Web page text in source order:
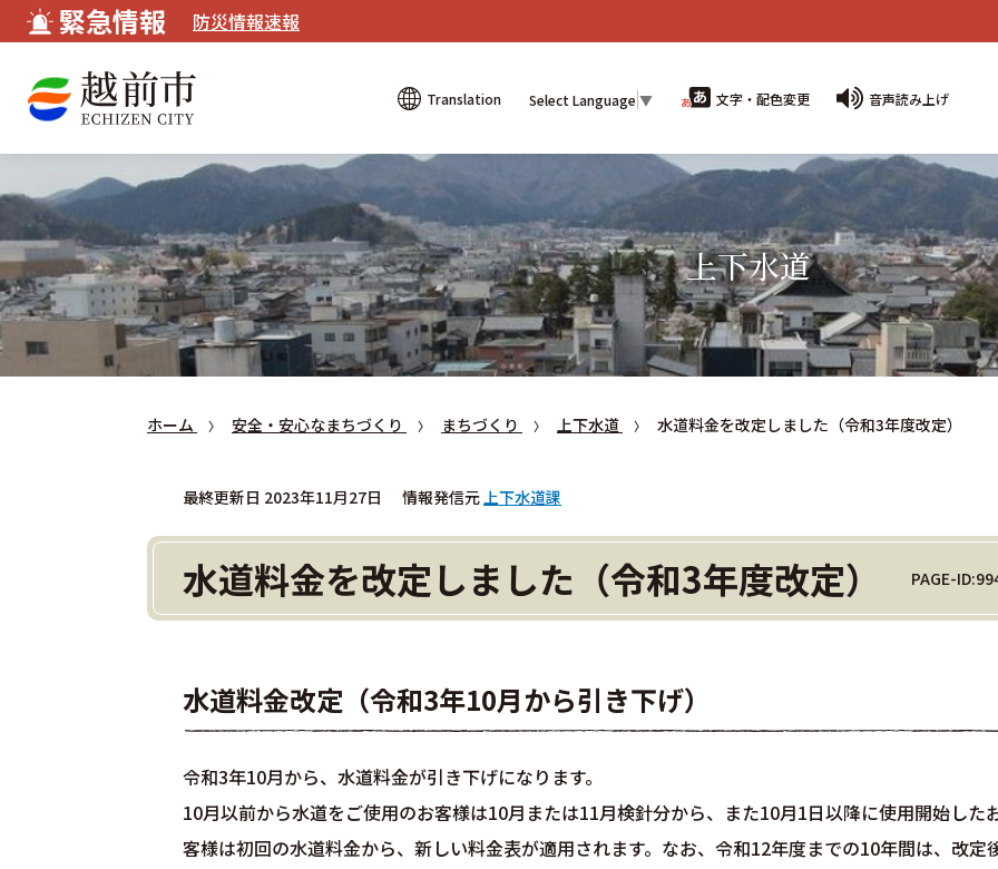
緊急情報 防災情報速報
Translation Select Language▼ 文字・配色変更 音声読み上げ
上下水道
ホーム 安全・安心なまちづくり まちづくり 上下水道 水道料金を改定しました（令和3年度改定）
最終更新日 2023年11月27日 情報発信元上下水道課
水道料金を改定しました（令和3年度改定） PAGE-
水道料金改定（令和3年10月から引き下げ）
令和3年10月から、水道料金が引き下げになります。
10月以前から水道をご使用のお客様は10月または11月検針分から、また10月1日以降に使用開始した
客様は初回の水道料金から、新しい料金表が適用されます。なお、令和12年度までの10年間は、改定